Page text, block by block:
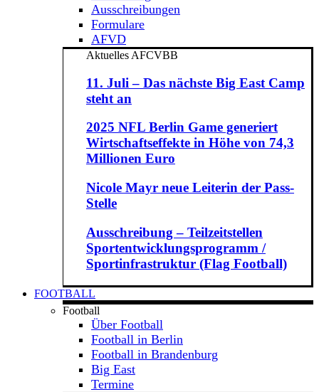
Ausschreibungen
Formulare
AFVD
Aktuelles AFCVBB
11. Juli – Das nächste Big East Camp
steht an
2025 NFL Berlin Game generiert
Wirtschaftseffekte in Höhe von 74,3
Millionen Euro
Nicole Mayr neue Leiterin der Pass-
Stelle
Ausschreibung – Teilzeitstellen
Sportentwicklungsprogramm /
Sportinfrastruktur (Flag Football)
FOOTBALL
Football
Über Football
Football in Berlin
Football in Brandenburg
Big East
Termine